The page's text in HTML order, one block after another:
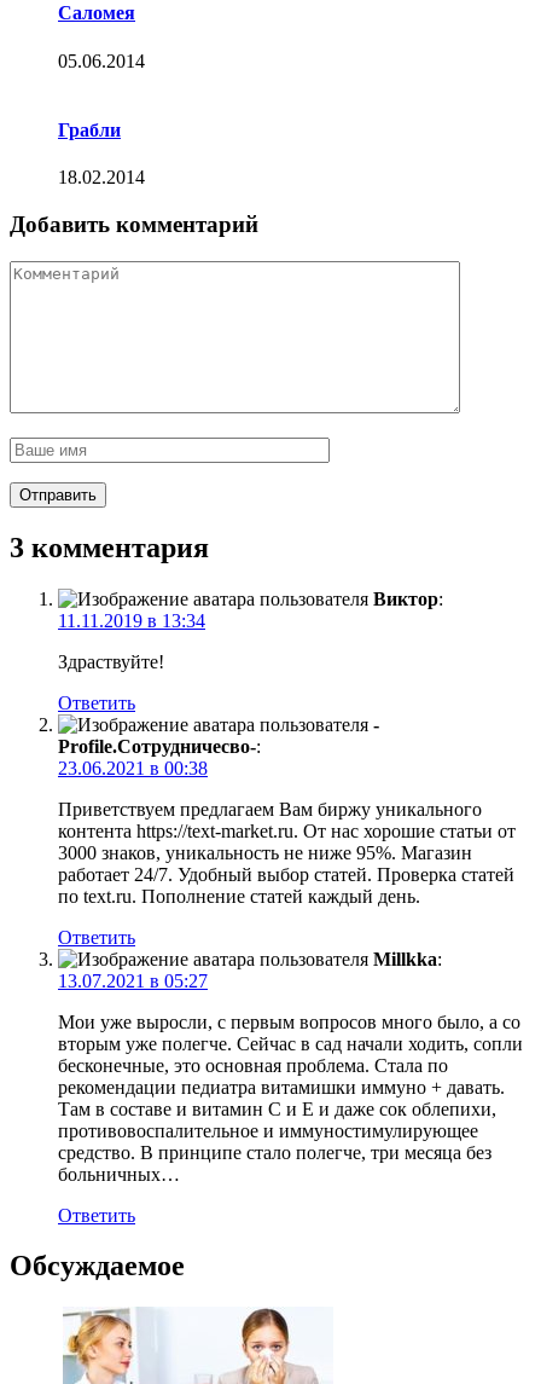
Саломея
05.06.2014
Грабли
18.02.2014
Добавить комментарий
3 комментария
Виктор:
11.11.2019 в 13:34
Здраствуйте!
Ответить
-
Profile.Сотрудничесво-:
23.06.2021 в 00:38
Приветствуем предлагаем Вам биржу уникального
контента https://text-market.ru. От нас хорошие статьи от
3000 знаков, уникальность не ниже 95%. Магазин
работает 24/7. Удобный выбор статей. Проверка статей
по text.ru. Пополнение статей каждый день.
Ответить
Millkka:
13.07.2021 в 05:27
Мои уже выросли, с первым вопросов много было, а со
вторым уже полегче. Сейчас в сад начали ходить, сопли
бесконечные, это основная проблема. Стала по
рекомендации педиатра витамишки иммуно + давать.
Там в составе и витамин С и Е и даже сок облепихи,
противовоспалительное и иммуностимулирующее
средство. В принципе стало полегче, три месяца без
больничных…
Ответить
Обсуждаемое